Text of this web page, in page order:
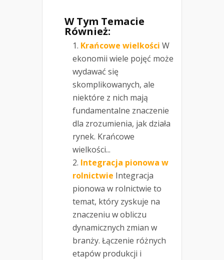
W Tym Temacie
Również:
Krańcowe wielkości W
ekonomii wiele pojęć może
wydawać się
skomplikowanych, ale
niektóre z nich mają
fundamentalne znaczenie
dla zrozumienia, jak działa
rynek. Krańcowe
wielkości...
Integracja pionowa w
rolnictwie Integracja
pionowa w rolnictwie to
temat, który zyskuje na
znaczeniu w obliczu
dynamicznych zmian w
branży. Łączenie różnych
etapów produkcji i